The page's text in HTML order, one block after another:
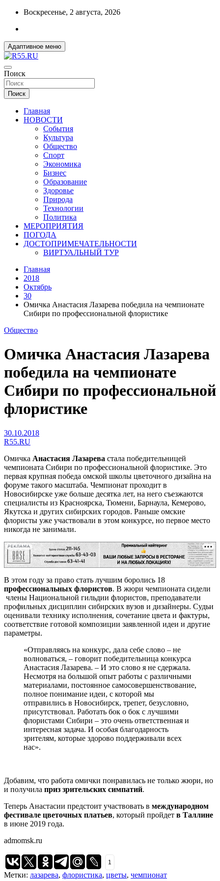
Перейти
содержимому
Воскресенье, 2 августа, 2026
Адаптивное меню
R55.RU
ДОБРЫЕ ВЕСТИ ИЗ ОМСКА
Поиск
Поиск
Главная
НОВОСТИ
События
Культура
Общество
Спорт
Экономика
Бизнес
Образование
Здоровье
Природа
Технологии
Политика
МЕРОПРИЯТИЯ
ПОГОДА
ДОСТОПРИМЕЧАТЕЛЬНОСТИ
ВИРТУАЛЬНЫЙ ТУР
Главная
2018
Октябрь
30
Омичка Анастасия Лазарева победила на чемпионате
Сибири по профессиональной флористике
Общество
Омичка Анастасия Лазарева
победила на чемпионате
Сибири по профессиональной
флористике
30.10.2018
R55.RU
Омичка Анастасия Лазарева стала победительницей
чемпионата Сибири по профессиональной флористике. Это
первая крупная победа омской школы цветочного дизайна на
форуме такого масштаба. Чемпионат проходит в
Новосибирске уже больше десятка лет, на него съезжаются
специалисты из Красноярска, Тюмени, Барнаула, Кемерово,
Якутска и других сибирских городов. Раньше омские
флористы уже участвовали в этом конкурсе, но первое место
никогда не занимали.
РЕКЛАМА
В этом году за право стать лучшим боролись 18
профессиональных флористов. В жюри чемпионата сидели
члены Национальной гильдии флористов, преподаватели
профильных дисциплин сибирских вузов и дизайнеры. Судьи
оценивали технику исполнения, сочетание цвета и фактуры,
соответствие готовой композиции заявленной идеи и другие
параметры.
«Отправляясь на конкурс, дала себе слово – не
волноваться, – говорит победительница конкурса
Анастасия Лазарева. – И это слово я не сдержала.
Несмотря на большой опыт работы с различными
материалами, постоянное самосовершенствование,
полное понимание идеи, с которой мы
отправились в Новосибирск, трепет, безусловно,
присутствовал. Работать бок о бок с лучшими
флористами Сибири – это очень ответственная и
интересная задача. И особая благодарность
зрителям, которые здорово поддерживали всех
нас».
Добавим, что работа омички понравилась не только жюри, но
и получила приз зрительских симпатий.
Теперь Анастасии предстоит участвовать в международном
фестивале цветочных платьев, который пройдет в Таллине
в июне 2019 года.
admomsk.ru
1
Метки: лазарева, флористика, цветы, чемпионат